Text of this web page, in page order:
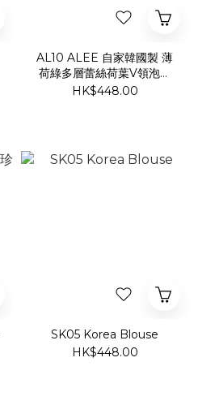
AL10 ALEE 自家韓國製 薄
荷綠多層蕾絲荷葉V領泡泡
袖雪紡上衣
HK$448.00
SK05 Korea Blouse
HK$448.00